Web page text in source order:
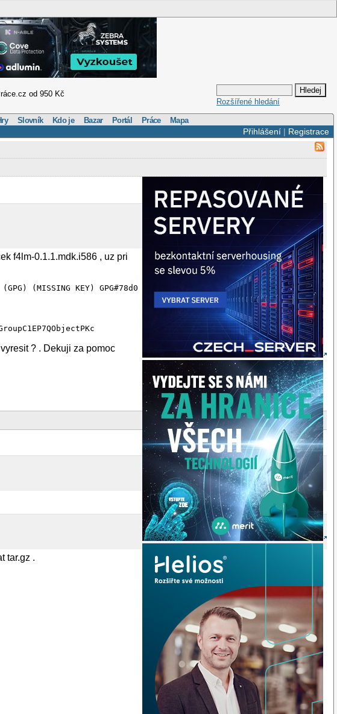
od 950 Kč
Rozšířené hledání
Slovník Kdo je Bazar Portál Práce Mapa
Přihlášení| Registrace
f4lm-0.1.1.mdk.i586 , uz pri
? . Dekuji za pomoc
tar.gz .